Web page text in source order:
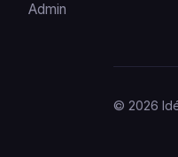
Admin
© 2026